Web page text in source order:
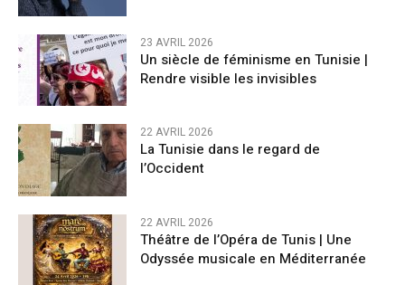
23 AVRIL 2026
Un siècle de féminisme en Tunisie |
Rendre visible les invisibles
22 AVRIL 2026
La Tunisie dans le regard de
l’Occident
22 AVRIL 2026
Théâtre de l’Opéra de Tunis | Une
Odyssée musicale en Méditerranée